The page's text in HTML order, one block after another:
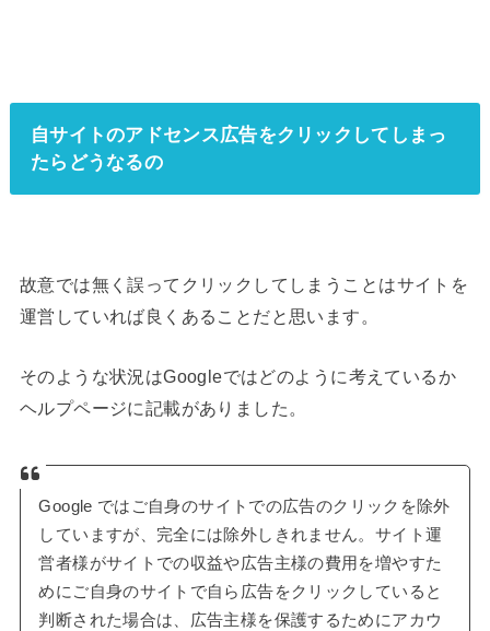
自サイトのアドセンス広告をクリックしてしまっ
たらどうなるの
故意では無く誤ってクリックしてしまうことはサイトを
運営していれば良くあることだと思います。
そのような状況はGoogleではどのように考えているか
ヘルプページに記載がありました。
Google ではご自身のサイトでの広告のクリックを除外
していますが、完全には除外しきれません。サイト運
営者様がサイトでの収益や広告主様の費用を増やすた
めにご自身のサイトで自ら広告をクリックしていると
判断された場合は、広告主様を保護するためにアカウ